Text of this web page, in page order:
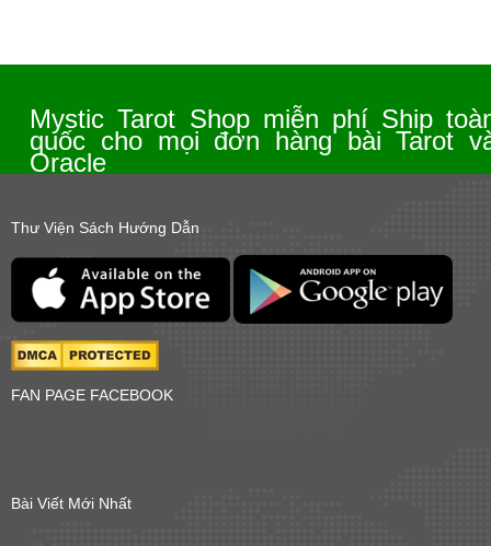
Mystic Tarot Shop miễn phí Ship
quốc cho mọi đơn hàng bài Tarot
Oracle
Thư Viện Sách Hướng Dẫn
FAN PAGE FACEBOOK
Bài Viết Mới Nhất